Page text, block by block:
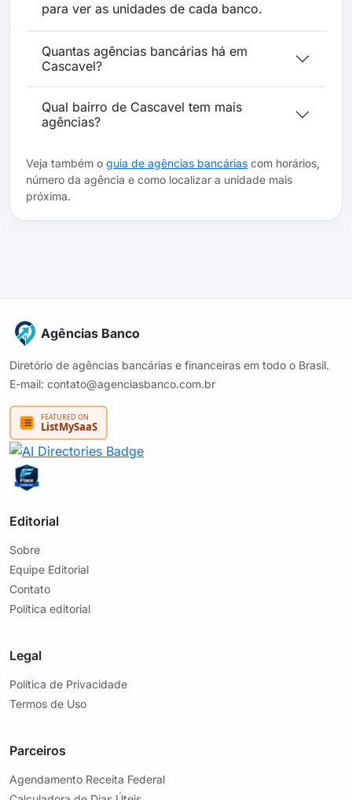
para ver as unidades de cada banco.
Quantas agências bancárias há em
Cascavel?
Qual bairro de Cascavel tem mais
agências?
Veja também o guia de agências bancárias com horários,
número da agência e como localizar a unidade mais
próxima.
Agências Banco
Diretório de agências bancárias e financeiras em todo o Brasil.
E-mail: contato@agenciasbanco.com.br
Editorial
Sobre
Equipe Editorial
Contato
Política editorial
Legal
Política de Privacidade
Termos de Uso
Parceiros
Agendamento Receita Federal